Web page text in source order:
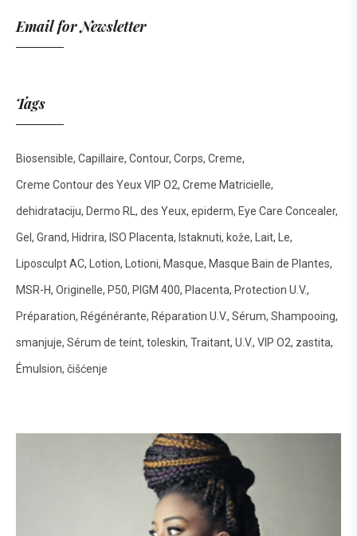
Email for Newsletter
Tags
Biosensible Capillaire Contour Corps Creme
Creme Contour des Yeux VIP O2 Creme Matricielle
dehidrataciju Dermo RL des Yeux epiderm Eye Care Concealer
Gel Grand Hidrira ISO Placenta Istaknuti kože Lait Le
Liposculpt AC Lotion Lotioni Masque Masque Bain de Plantes
MSR-H Originelle P50 PIGM 400 Placenta Protection U.V.
Préparation Régénérante Réparation U.V. Sérum Shampooing
smanjuje Sérum de teint toleskin Traitant U.V. VIP O2 zastita
Émulsion čišćenje